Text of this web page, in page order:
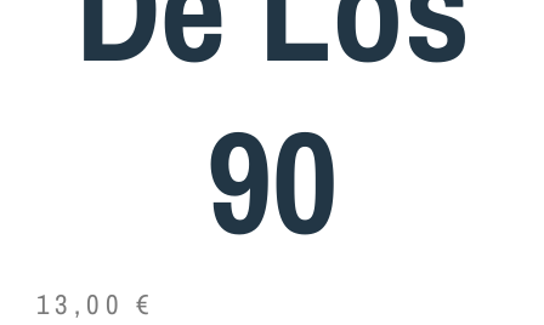
90
13,00€